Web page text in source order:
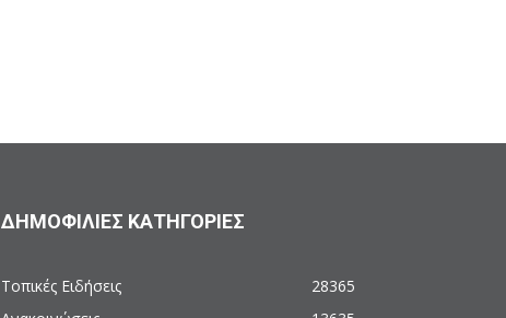
ΔΗΜΟΦΙΛΙΕΣ ΚΑΤΗΓΟΡΙΕΣ
Τοπικές Ειδήσεις
28365